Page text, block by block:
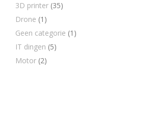
3D printer (35)
Drone (1)
Geen categorie (1)
IT dingen (5)
Motor (2)